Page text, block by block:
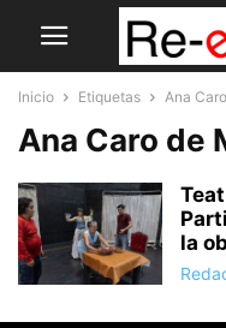
Inicio Etiquetas Ana
Ana Caro de
la